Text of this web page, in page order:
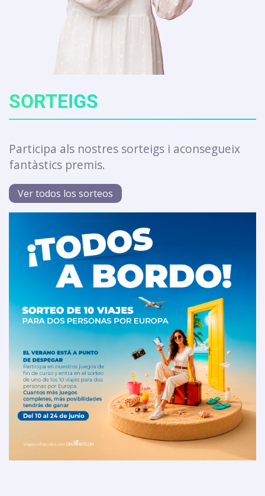
SORTEIGS
Participa als nostres sorteigs i aconsegueix
fantàstics premis.
Ver todos los sorteos